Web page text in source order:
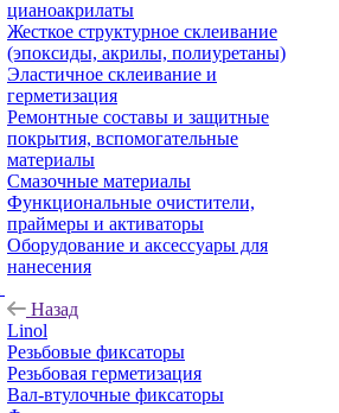
цианоакрилаты
Жесткое структурное склеивание
(эпоксиды, акрилы, полиуретаны)
Эластичное склеивание и
герметизация
Ремонтные составы и защитные
покрытия, вспомогательные
материалы
Смазочные материалы
Функциональные очистители,
праймеры и активаторы
Оборудование и аксессуары для
нанесения
Назад
Linol
Резьбовые фиксаторы
Резьбовая герметизация
Вал-втулочные фиксаторы